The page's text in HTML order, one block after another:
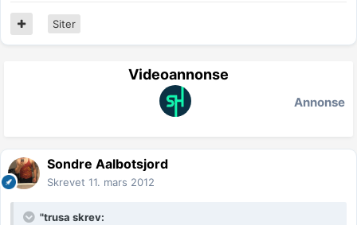
Siter
Videoannonse
Annonse
Sondre Aalbotsjord
Skrevet 11. mars 2012
"trusa skrev: